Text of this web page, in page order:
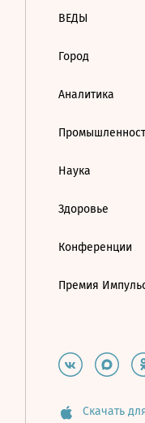
ВЕДЫ
Город
Аналитика
Наука
Здоровье
Конференции
Премия
Скачать